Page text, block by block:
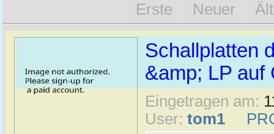
Erste Neuer
Schallplatten
&amp; LP auf
Eingetragen am:
User: tom1